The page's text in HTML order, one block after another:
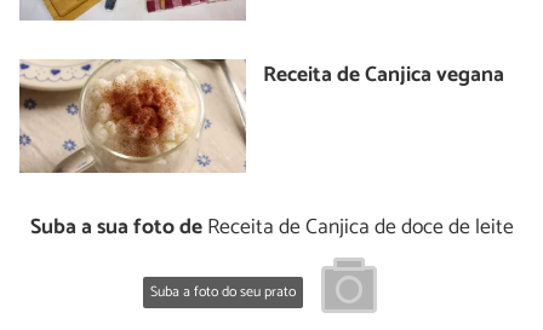
Receita de Canjica vegana
Suba a sua foto deReceita de Canjica de doce de leite
Suba a foto do seu prato